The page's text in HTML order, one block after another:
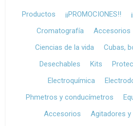
Productos ¡¡PROMOCIONES!!
Cromatografía
Accesorios
Ciencias de la vida
Cubas,
Desechables
Kits
Electroquímica
Phmetros y conducímetros
Accesorios
Agitadores